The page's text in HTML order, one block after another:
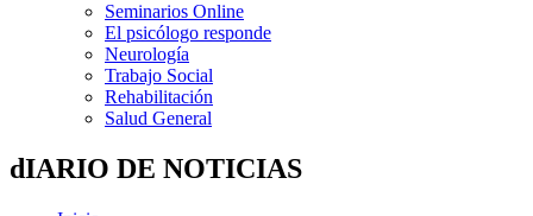
Seminarios Online
El psicólogo responde
Neurología
Trabajo Social
Rehabilitación
Salud General
dIARIO DE NOTICIAS